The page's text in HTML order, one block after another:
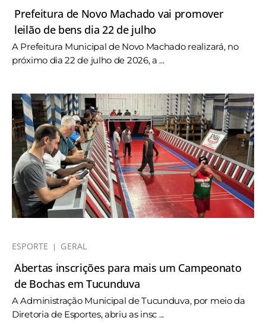
Prefeitura de Novo Machado vai promover
leilão de bens dia 22 de julho
A Prefeitura Municipal de Novo Machado realizará, no
próximo dia 22 de julho de 2026, a ...
ESPORTE GERAL
Abertas inscrições para mais um Campeonato
de Bochas em Tucunduva
A Administração Municipal de Tucunduva, por meio da
Diretoria de Esportes, abriu as insc ...